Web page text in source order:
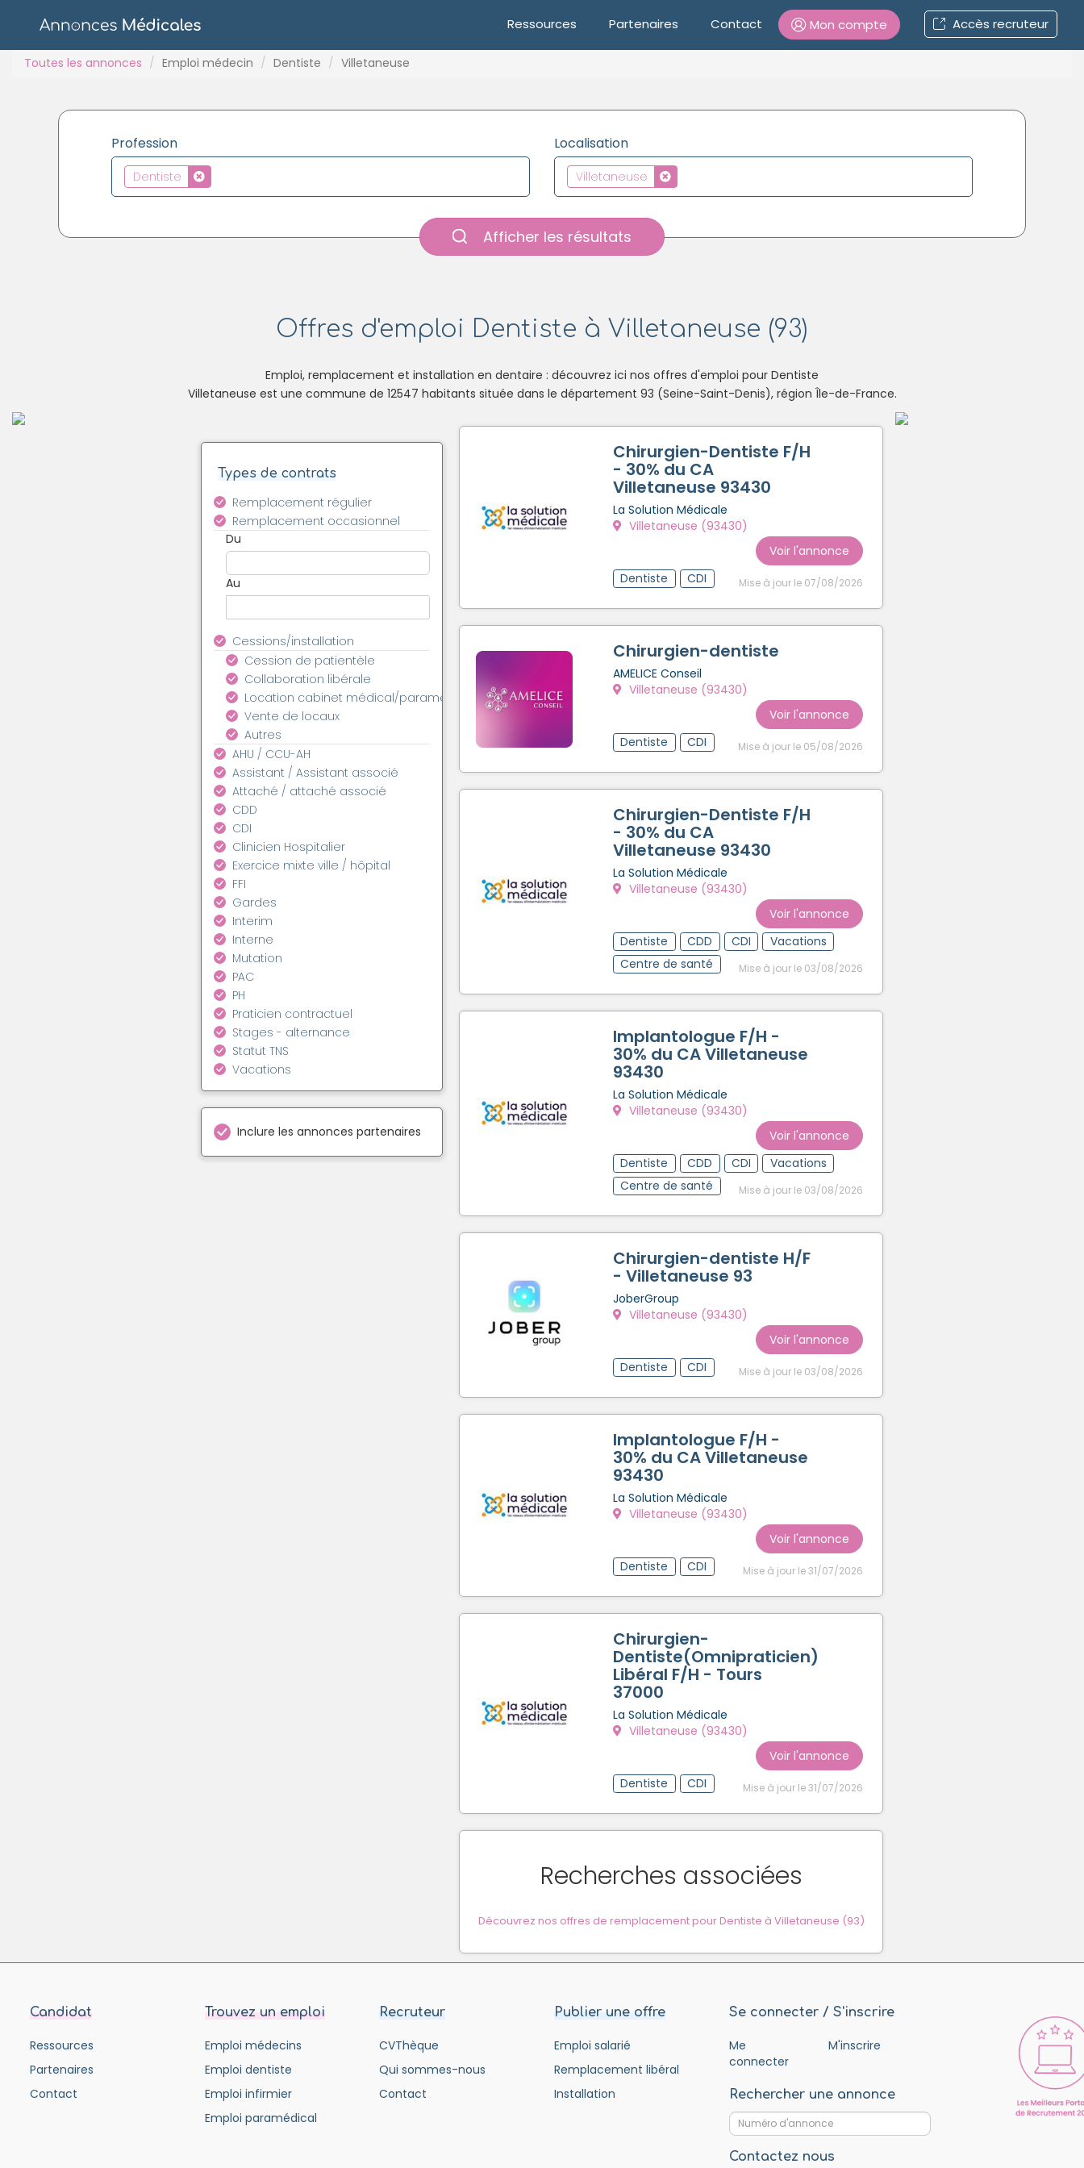
Ressources Partenaires Contact Mon compte Accès recruteur
Mot de passe oublié ?
Toutes les annonces Emploi médecin Dentiste Villetaneuse
Profession
Dentiste
Localisation
Villetaneuse
Afficher les résultats
Offres d'emploi Dentiste à Villetaneuse (93)
Emploi, remplacement et installation en dentaire : découvrez ici nos offres d'emploi pour Dentiste
Villetaneuse est une commune de 12547 habitants située dans le département 93 (Seine-Saint-Denis), région Île-de-France.
Types de contrats
Remplacement régulier
Remplacement occasionnel
Du
Au
Cessions/installation
Cession de patientèle
Collaboration libérale
Location cabinet médical/paramédical
Vente de locaux
Autres
AHU / CCU-AH
Assistant / Assistant associé
Attaché / attaché associé
CDD
CDI
Clinicien Hospitalier
Exercice mixte ville / hôpital
FFI
Gardes
Interim
Interne
Mutation
PAC
PH
Praticien contractuel
Stages - alternance
Statut TNS
Vacations
Inclure les annonces partenaires
Chirurgien-Dentiste F/H
- 30% du CA
Villetaneuse 93430
La Solution Médicale
Villetaneuse (93430)
Voir l'annonce
Dentiste
CDI Mise à jour le 07/08/2026
Chirurgien-dentiste
AMELICE Conseil
Villetaneuse (93430)
Voir l'annonce
Dentiste
CDI Mise à jour le 05/08/2026
Chirurgien-Dentiste F/H
- 30% du CA
Villetaneuse 93430
La Solution Médicale
Villetaneuse (93430)
Voir l'annonce
Dentiste
CDD CDI
Vacations
Centre de santé
Mise à jour le 03/08/2026
Implantologue F/H -
30% du CA Villetaneuse
93430
La Solution Médicale
Villetaneuse (93430)
Voir l'annonce
Dentiste
CDD CDI
Vacations
Centre de santé
Mise à jour le 03/08/2026
Chirurgien-dentiste H/F
- Villetaneuse 93
JoberGroup
Villetaneuse (93430)
Voir l'annonce
Dentiste
CDI Mise à jour le 03/08/2026
Implantologue F/H -
30% du CA Villetaneuse
93430
La Solution Médicale
Villetaneuse (93430)
Voir l'annonce
Dentiste
CDI Mise à jour le 31/07/2026
Chirurgien-
Dentiste(Omnipraticien)
Libéral F/H - Tours
37000
La Solution Médicale
Villetaneuse (93430)
Voir l'annonce
Dentiste
CDI Mise à jour le 31/07/2026
Recherches associées
Découvrez nos offres de remplacement pour Dentiste à Villetaneuse (93)
Candidat
Ressources
Partenaires
Contact
Trouvez un emploi
Emploi médecins
Emploi dentiste
Emploi infirmier
Emploi paramédical
Recruteur
CVThèque
Qui sommes-nous
Contact
Publier une offre
Emploi salarié
Remplacement libéral
Installation
Se connecter / S'inscrire
Me
connecter
M'inscrire
Rechercher une annonce
Contactez nous